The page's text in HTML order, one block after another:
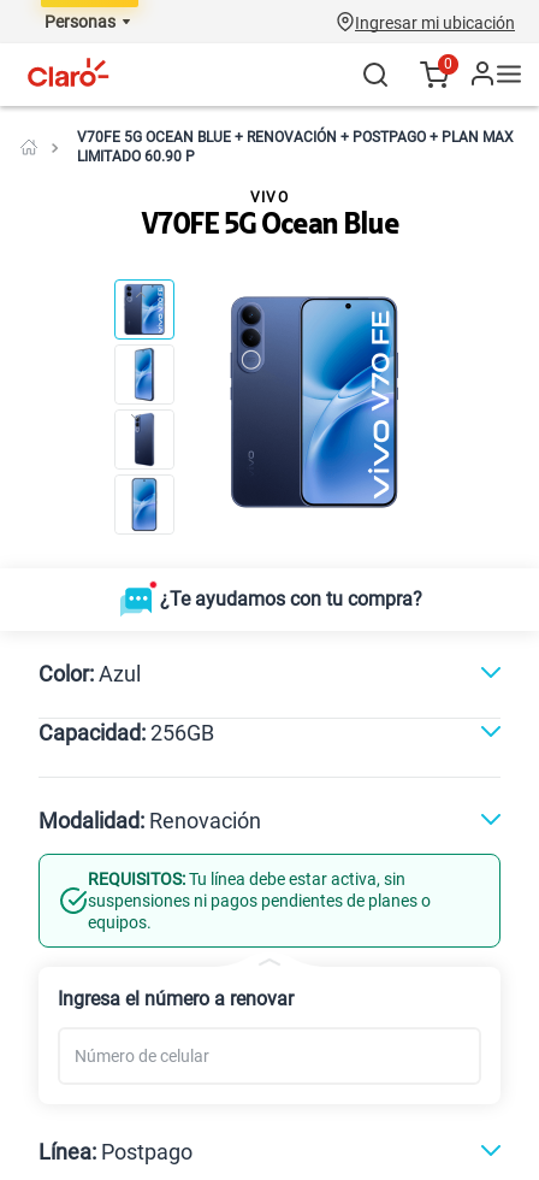
Personas Ingresar mi ubicación
0
V70FE 5G OCEAN BLUE + RENOVACIÓN + POSTPAGO + PLAN MAX
LIMITADO 60.90 P
V70FE 5G Ocean Blue
VIVO
¿Te ayudamos con tu compra?
Color:Azul
Azul
Capacidad:256GB
256GB
Modalidad: Renovación
Línea Nueva Portabilidad
REQUISITOS:Tu línea debe estar activa, sin
suspensiones ni pagos pendientes de planes o
equipos.
Ingresa el número a renovar
Línea: Postpago